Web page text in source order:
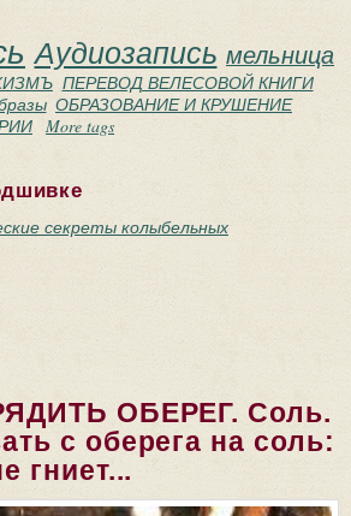
Аудиозапись мельница
ПЕРЕВОД ВЕЛЕСОВОЙ КНИГИ
ОБРАЗОВАНИЕ И КРУШЕНИЕ
More tags
секреты колыбельных
ОБЕРЕГ. Соль.
с оберега на соль:
гниет...